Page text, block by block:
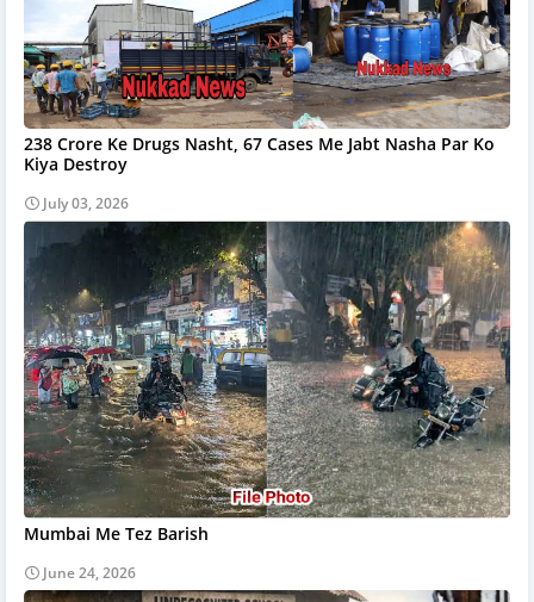
238 Crore Ke Drugs Nasht, 67 Cases Me Jabt Nasha Par Ko
Kiya Destroy
July 03, 2026
Mumbai Me Tez Barish
June 24, 2026